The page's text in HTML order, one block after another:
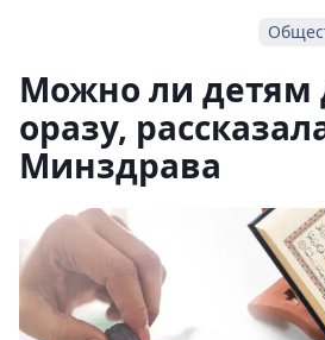
Можно ли детям
оразу,
Минздрава